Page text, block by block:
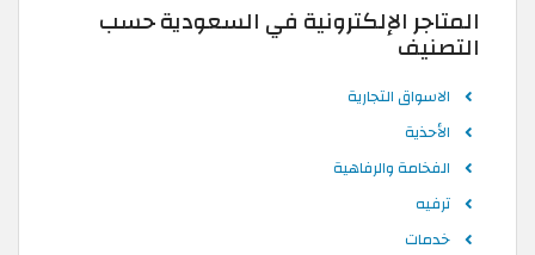
المتاجر الإلكترونية في السعودية حسب
التصنيف
الاسواق التجارية
الأحذية
الفخامة والرفاهية
ترفيه
خدمات